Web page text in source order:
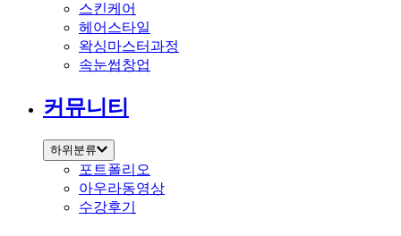
스킨케어
헤어스타일
왁싱마스터과정
속눈썹창업
커뮤니티
하위분류
포트폴리오
아우라동영상
수강후기